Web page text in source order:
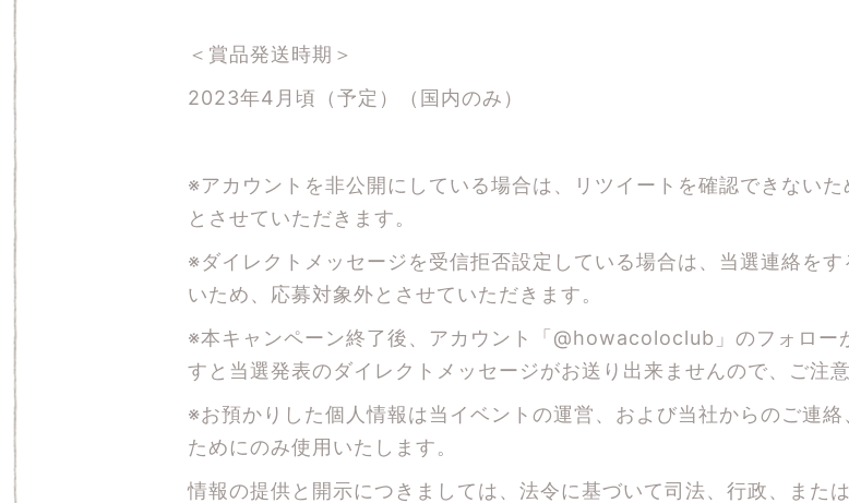
＜賞品発送時期＞
2023年4月頃（予定）（国内のみ）
※アカウントを非公開にしている場合は、リツイートを確認できない
とさせていただきます。
※ダイレクトメッセージを受信拒否設定している場合は、当選連絡をす
いため、応募対象外とさせていただきます。
※本キャンペーン終了後、アカウント「@howacoloclub」のフォロー
すと当選発表のダイレクトメッセージがお送り出来ませんので、ご注意
※お預かりした個人情報は当イベントの運営、および当社からのご連絡
ためにのみ使用いたします。
情報の提供と開示につきましては、法令に基づいて司法、行政、また